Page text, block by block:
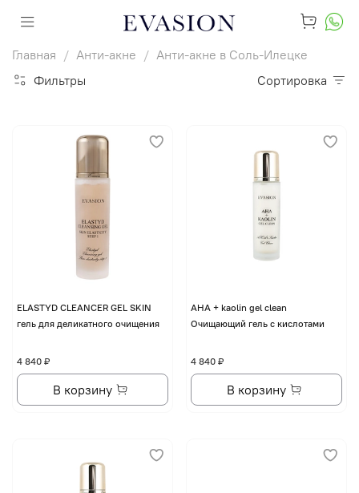
Главная Анти-акне
Анти-акне в Соль-Илецке
Фильтры
Сортировка
ELASTYD CLEANCER GEL SKIN
гель для деликатного очищения
4 840 ₽
В корзину
AHA + kaolin gel clean
Очищающий гель с кислотами
4 840 ₽
В корзину